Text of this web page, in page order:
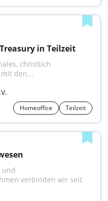
in Teilzeit
christlich
den...
Homeoffice Teilzeit
und
verbinden wir seit